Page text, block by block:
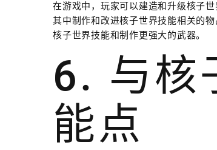
在游戏中，玩家可以建造和升级核子
其中制作和改进核子世界技能相关的
核子世界技能和制作更强大的武器。
6. 与核
能点